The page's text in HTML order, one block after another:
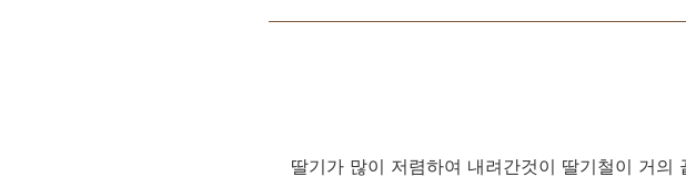
딸기가 많이 저렴하여 내려간것이 딸기철이 거의